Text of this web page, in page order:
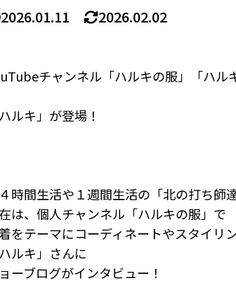
2026.01.11 2026.02.02
チャンネル「ハルキの服」「ハル
ハルキ」が登場！
時間生活や１週間生活の「北の打ち師
は、個人チャンネル「ハルキの服」で
をテーマにコーディネートやスタイリ
ハルキ」さんに
ーブログがインタビュー！